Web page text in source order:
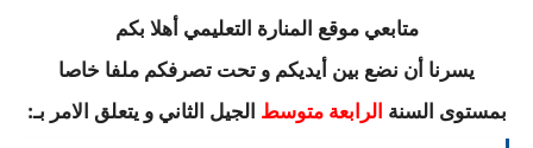
التعليم المتوسط
متابعي موقع المنارة التعليمي أهلا بكم
يسرنا أن نضع بين أيديكم و تحت تصرفكم ملفا خاصا
بمستوى السنة الرابعة متوسط الجيل الثاني و يتعلق الامر بـ: